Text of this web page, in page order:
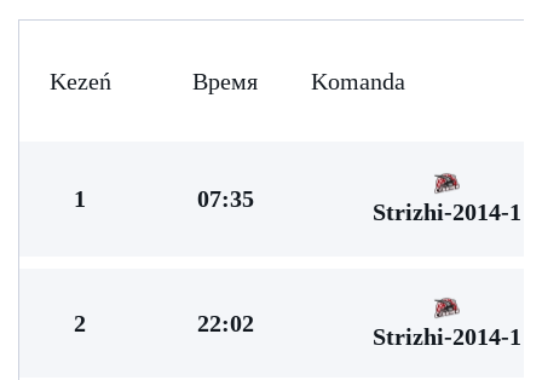
Kezeń Время Komanda
1 07:35
Strizhi-2014-1
2 22:02
Strizhi-2014-1